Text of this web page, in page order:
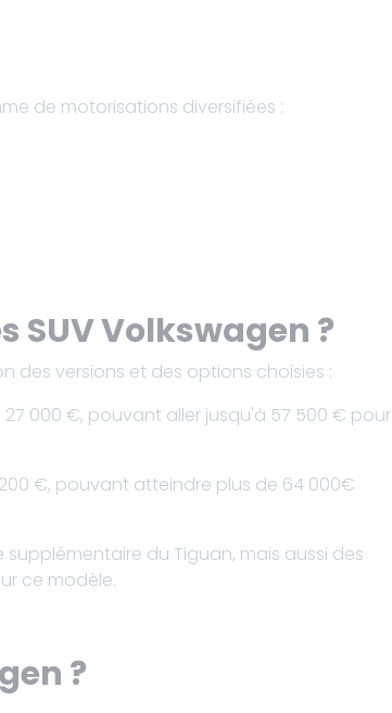
de motorisations diversifiées :
SUV Volkswagen ?
des versions et des options choisies :
000 €, pouvant aller jusqu'à 57 500 € pour
€, pouvant atteindre plus de 64 000€
du Tiguan, mais aussi des
ce modèle.
?